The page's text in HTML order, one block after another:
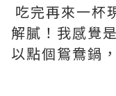
吃完再來一杯
解膩！我感覺
以點個鴛鴦鍋